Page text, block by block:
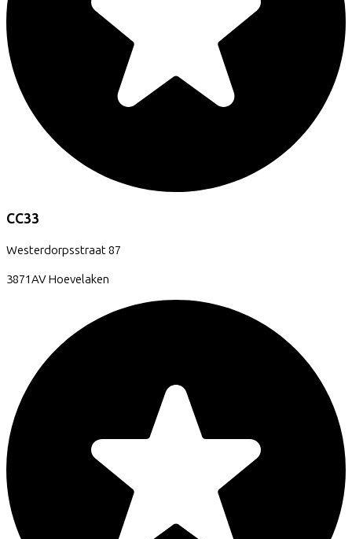
CC33
Westerdorpsstraat87
3871AVHoevelaken